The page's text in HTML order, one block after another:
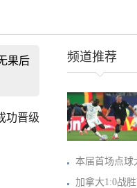
果后
功晋级
频道推荐
本届首场点球
加拿大1:0战